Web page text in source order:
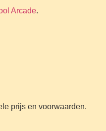
Arcade.
prijs en voorwaarden.